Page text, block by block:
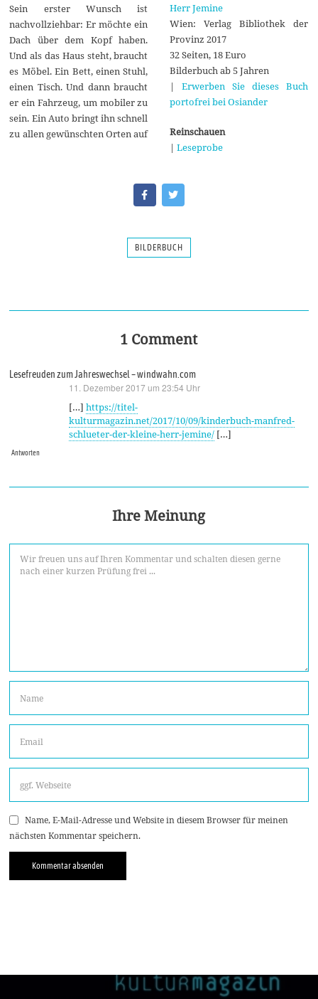
Sein erster Wunsch ist
nachvollziehbar: Er möchte ein
Dach über dem Kopf haben.
Und als das Haus steht, braucht
es Möbel. Ein Bett, einen Stuhl,
einen Tisch. Und dann braucht
er ein Fahrzeug, um mobiler zu
sein. Ein Auto bringt ihn schnell
zu allen gewünschten Orten auf
Herr Jemine
Wien: Verlag Bibliothek der
Provinz 2017
32 Seiten, 18 Euro
Bilderbuch ab 5 Jahren
| Erwerben Sie dieses Buch
portofrei bei Osiander
Reinschauen
| Leseprobe
BILDERBUCH
1 Comment
Lesefreuden zum Jahreswechsel – windwahn.com
11. Dezember 2017 um 23:54 Uhr
[…]https://titel-
kulturmagazin.net/2017/10/09/kinderbuch-manfred-
schlueter-der-kleine-herr-jemine/ […]
Antworten
Ihre Meinung
Name, E-Mail-Adresse und Website in diesem Browser für meinen
nächsten Kommentar speichern.